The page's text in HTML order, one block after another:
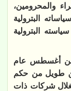
والمحرومين،
البترولية
البترولية
من أغسطس عام
طويل من حكم
شركات ذات